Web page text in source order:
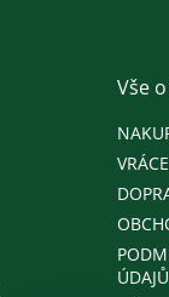
Vše
ÚDAJŮ